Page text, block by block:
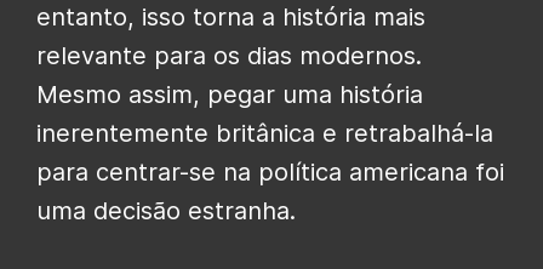
entanto, isso torna a história mais
relevante para os dias modernos.
Mesmo assim, pegar uma história
inerentemente britânica e retrabalhá-la
para centrar-se na política americana foi
uma decisão estranha.